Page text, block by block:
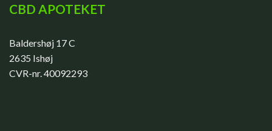
CBD APOTEKET
Baldershøj 17 C
2635 Ishøj
CVR-nr. 40092293